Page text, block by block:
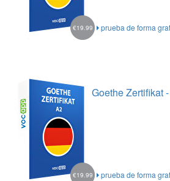
prueba de forma
€19.99
Goethe Zertifikat
prueba de forma
€19.99